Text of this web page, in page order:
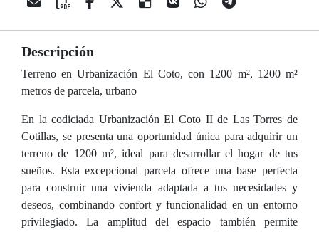
Descripción
Terreno en Urbanización El Coto, con 1200 m², 1200 m²
metros de parcela, urbano
En la codiciada Urbanización El Coto II de Las Torres de
Cotillas, se presenta una oportunidad única para adquirir un
terreno de 1200 m², ideal para desarrollar el hogar de tus
sueños. Esta excepcional parcela ofrece una base perfecta
para construir una vivienda adaptada a tus necesidades y
deseos, combinando confort y funcionalidad en un entorno
privilegiado. La amplitud del espacio también permite